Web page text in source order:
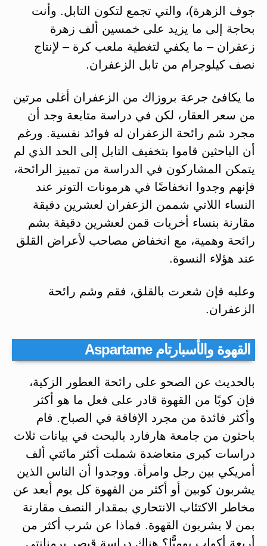
جوف الزهرة)، والتي تجمع لتكون التابل. وأنت
بحاجة إلى ما يزيد على خمسين ألف زهرة
زعفران – ما يكفي لتغطية ملعب كرة – لإنتاج
نصف كيلوجرام من تابل الزعفران.
ما يكافئ جرعة بروزاك من الزعفران أغلى مرتين
من سعر العقار، لكن في دراسة متابعة وجد أن
مجرد شم رائحة الزعفران له فوائد نفسية. ورغم
أن الباحثين قاموا بتخفيف التابل إلى الحد الذي لم
يتمكن المشاركون في الدراسة من تمييز الرائحة،
فإنهم وجدوا انخفاضًا في هرمونات التوتر عند
النساء اللاتي شممن الزعفران لعشرين دقيقة
مقارنة بنساء أخريات قمن لعشرين دقيقة بشم
رائحة وهمية، مع انخفاض مصاحب لأعراض القلق
عند هؤلاء النسوة.
وعليه فإن شعرت بالقلق، فقم وشم رائحة
الزعفران.
القهوة والأسبارتام Aspartame
بالحديث عن الصحو على رائحة العطور الزكية،
فإن كوبًا من القهوة قادر على فعل ما هو أكثر
وأكثر فائدة من مجرد الإفاقة في الصباح. قام
باحثون من جامعة هارفارد بالبحث في بيانات ثلاث
دراسات كبرى متعاضدة شملت أكثر مائتي ألف
أمريكي بين رجل وامرأة. ووجدوا أن الناس الذين
يشربون كوبين أو أكثر من القهوة كل يوم أبعد عن
مخاطر الاكتئاب الانتحاري بمقدار النصف مقارنة
بمن لا يشربون القهوة. فماذا عن شرب أكثر من
أربعة أكواب يوميًّا؟ هناك دراسة قيصر برمنانتي